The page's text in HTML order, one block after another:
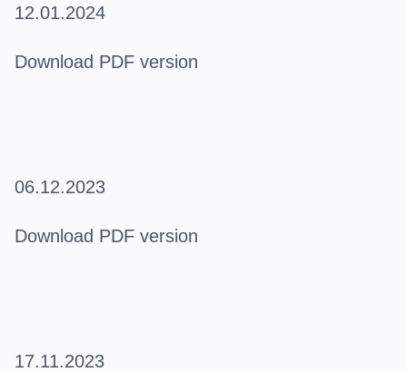
12.01.2024
Download PDF version
06.12.2023
Download PDF version
17.11.2023